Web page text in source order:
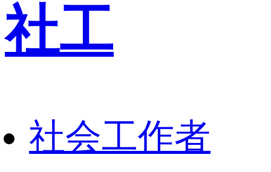
社工
社会工作者